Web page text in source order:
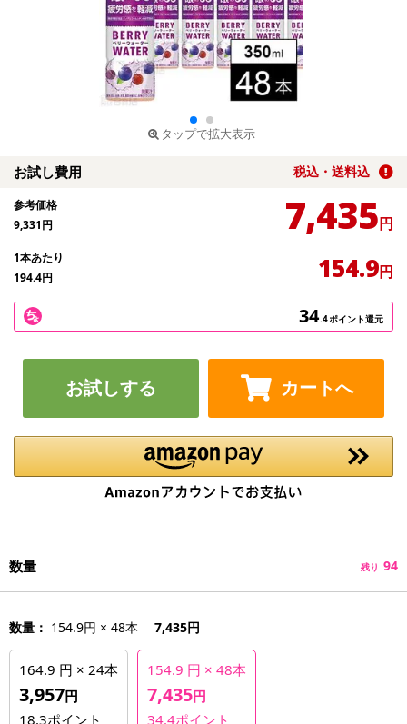
タップで拡大表示
お試し費用 税込・送料込
参考価格
9,331円 7,435円
1本あたり
194.4円 154.9円
34.4ポイント還元
お試しする カートへ
数量 残り 94
数量： 154.9円 × 48本 7,435円
164.9 円 × 24本
3,957円
18.3ポイント
154.9 円 × 48本
7,435円
34.4ポイント